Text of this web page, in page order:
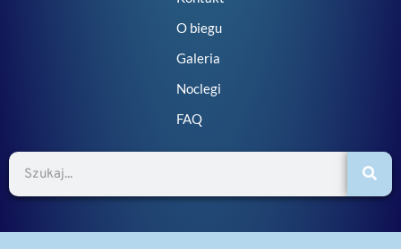
O biegu
Galeria
Noclegi
FAQ
Szukaj